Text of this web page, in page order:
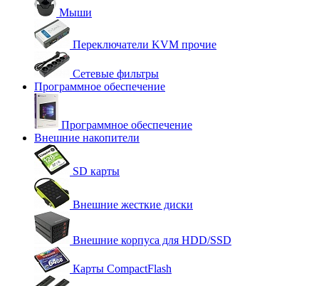
Мыши
Переключатели KVM прочие
Сетевые фильтры
Программное обеспечение
Программное обеспечение
Внешние накопители
SD карты
Внешние жесткие диски
Внешние корпуса для HDD/SSD
Карты CompactFlash